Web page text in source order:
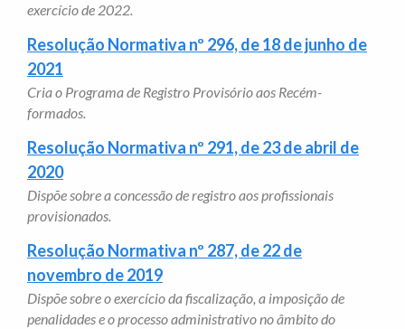
exercício de 2022.
Resolução Normativa nº 296, de 18 de junho de
2021
Cria o Programa de Registro Provisório aos Recém-
formados.
Resolução Normativa nº 291, de 23 de abril de
2020
Dispõe sobre a concessão de registro aos profissionais
provisionados.
Resolução Normativa nº 287, de 22 de
novembro de 2019
Dispõe sobre o exercício da fiscalização, a imposição de
penalidades e o processo administrativo no âmbito do